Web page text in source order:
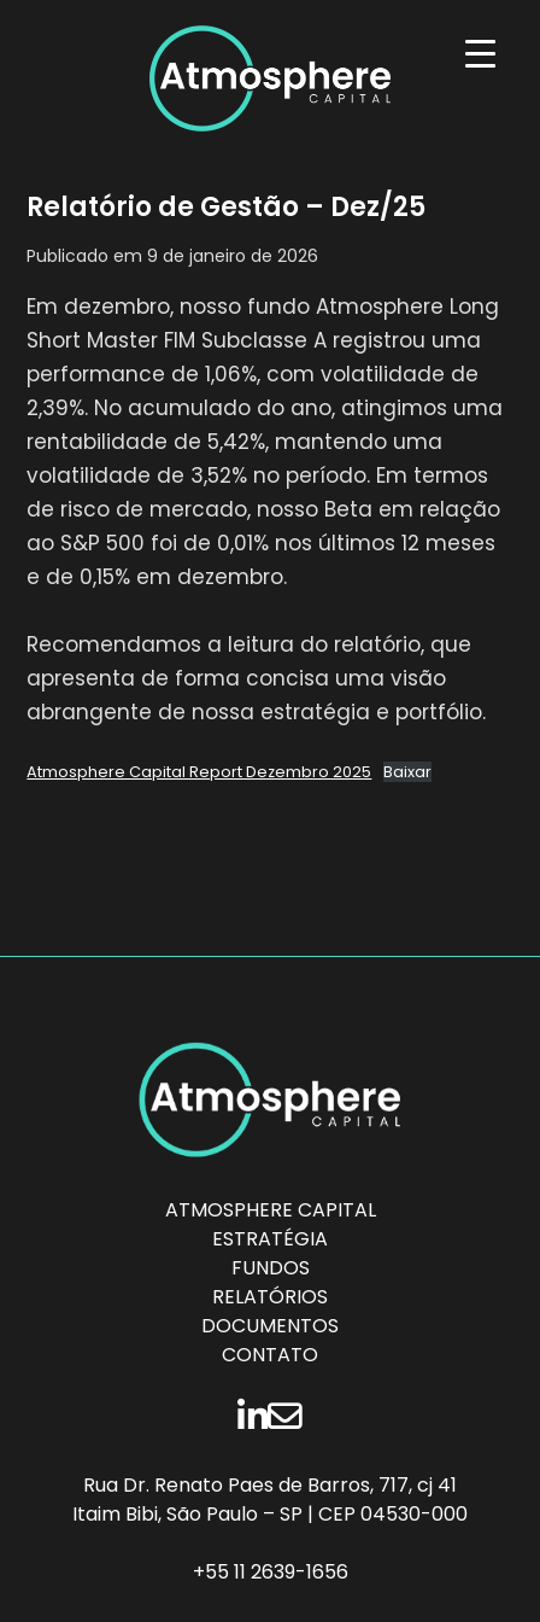
independente fundada em 2017 por profissionais
instituições locais e internacionais.
Relatório de Gestão – Dez/25
Publicado em9 de janeiro de 2026
Em dezembro, nosso fundo Atmosphere Long
Short Master FIM Subclasse A registrou uma
performance de 1,06%, com volatilidade de
2,39%. No acumulado do ano, atingimos uma
rentabilidade de 5,42%, mantendo uma
volatilidade de 3,52% no período. Em termos
de risco de mercado, nosso Beta em relação
ao S&P 500 foi de 0,01% nos últimos 12 meses
e de 0,15% em dezembro.
Recomendamos a leitura do relatório, que
apresenta de forma concisa uma visão
abrangente de nossa estratégia e portfólio.
Atmosphere Capital Report Dezembro 2025 Baixar
ATMOSPHERE CAPITAL
ESTRATÉGIA
FUNDOS
RELATÓRIOS
DOCUMENTOS
CONTATO
LINKEDIN
CONTATO
Rua Dr. Renato Paes de Barros, 717, cj 41
Itaim Bibi, São Paulo – SP | CEP 04530-000
+55 11 2639-1656